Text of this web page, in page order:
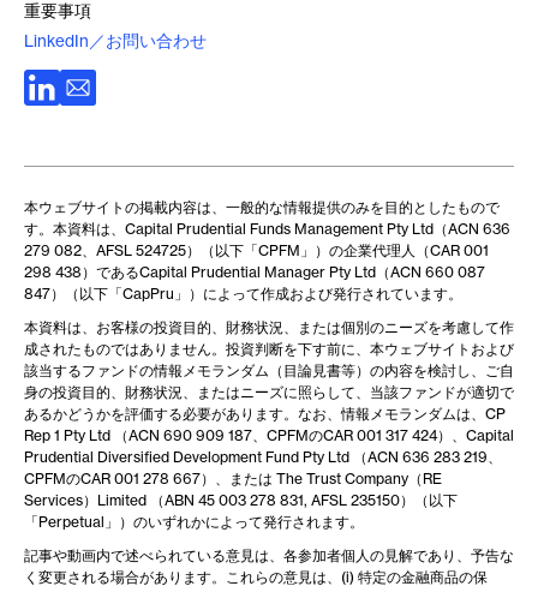
重要事項
LinkedIn／お問い合わせ
本ウェブサイトの掲載内容は、一般的な情報提供のみを目的としたもので
す。本資料は、Capital Prudential Funds Management Pty Ltd（ACN 636
279 082、AFSL 524725）（以下「CPFM」）の企業代理人（CAR 001
298 438）であるCapital Prudential Manager Pty Ltd（ACN 660 087
847）（以下「CapPru」）によって作成および発行されています。
本資料は、お客様の投資目的、財務状況、または個別のニーズを考慮して作
成されたものではありません。投資判断を下す前に、本ウェブサイトおよび
該当するファンドの情報メモランダム（目論見書等）の内容を検討し、ご自
身の投資目的、財務状況、またはニーズに照らして、当該ファンドが適切で
あるかどうかを評価する必要があります。なお、情報メモランダムは、CP
Rep 1 Pty Ltd （ACN 690 909 187、CPFMのCAR 001 317 424）、Capital
Prudential Diversified Development Fund Pty Ltd （ACN 636 283 219、
CPFMのCAR 001 278 667）、または The Trust Company（RE
Services）Limited （ABN 45 003 278 831, AFSL 235150）（以下
「Perpetual」）のいずれかによって発行されます。
記事や動画内で述べられている意見は、各参加者個人の見解であり、予告な
く変更される場合があります。これらの意見は、(i) 特定の金融商品の保